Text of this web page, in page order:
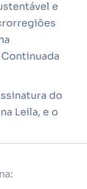
e
do
Leila, e o